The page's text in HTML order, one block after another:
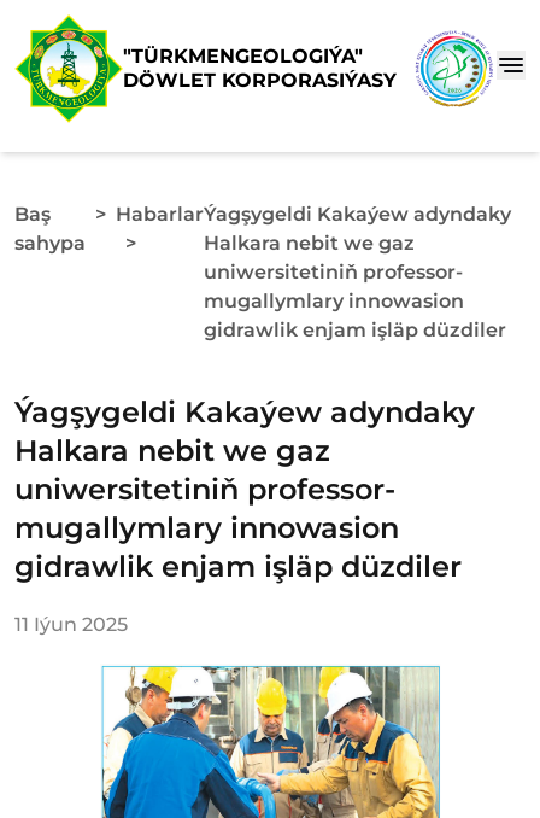
"TÜRKMENGEOLOGIÝA"
DÖWLET KORPORASIÝASY
Baş
sahypa
> Habarlar
>
Ýagşygeldi Kakaýew adyndaky
Halkara nebit we gaz
uniwersitetiniň professor-
mugallymlary innowasion
gidrawlik enjam işläp düzdiler
Ýagşygeldi Kakaýew adyndaky
Halkara nebit we gaz
uniwersitetiniň professor-
mugallymlary innowasion
gidrawlik enjam işläp düzdiler
11 Iýun 2025